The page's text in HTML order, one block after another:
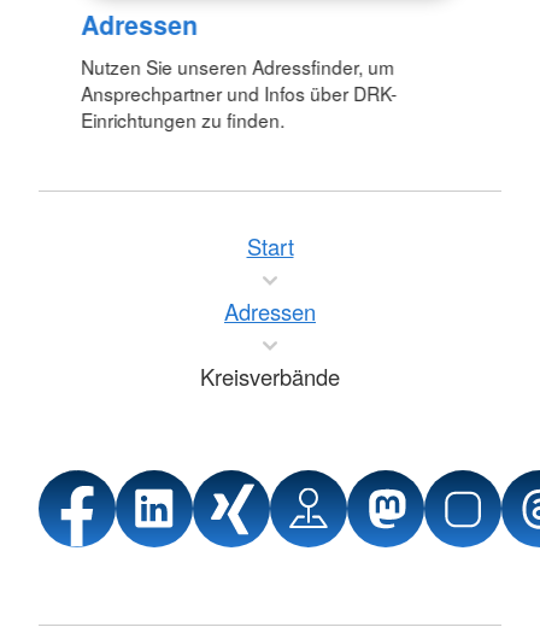
Adressen
Nutzen Sie unseren Adressfinder, um
Ansprechpartner und Infos über DRK-
Einrichtungen zu finden.
Start
Adressen
Kreisverbände